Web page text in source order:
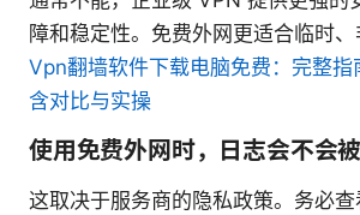
障和稳定性。免费外网更适合临时、
Vpn翻墙软件下载电脑免费：完整指
含对比与实操
使用免费外网时，日志会不会被
这取决于服务商的隐私政策。务必